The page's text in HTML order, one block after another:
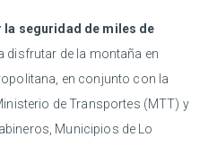
la seguridad de miles de
disfrutar de la montaña en
en conjunto con la
de Transportes (MTT) y
Municipios de Lo